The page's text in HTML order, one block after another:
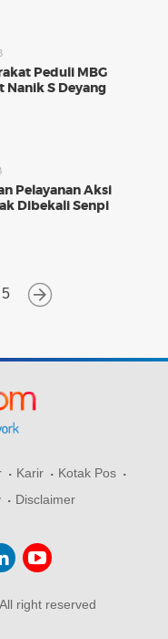
Peduli MBG
Nanik S Deyang
Pelayanan Aksi
Dibekali Senpi
5
Karir
Kotak Pos
Disclaimer
right reserved